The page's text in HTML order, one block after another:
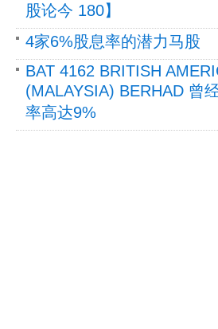
股论今 180】
4家6%股息率的潜力马股
BAT 4162 BRITISH
(MALAYSIA) BERHAD 曾
率高达9%